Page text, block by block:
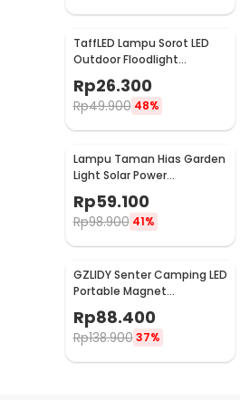
TaffLED Lampu Sorot LED
Outdoor Floodlight
Waterproof Cool White
50W - A8
Rp26.300
Rp49.900 48%
Lampu Taman Hias Garden
Light Solar Power
EM375
Rp59.100
Rp98.900 41%
GZLIDY Senter Camping LED
Portable Magnet
Rechargeable 2000
Lumens Big - W599A
Rp88.400
Rp138.900 37%